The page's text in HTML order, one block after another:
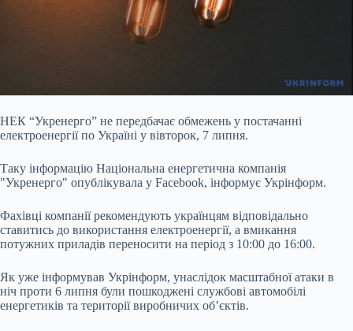
НЕК “Укренерго” не передбачає обмежень у постачанні
електроенергії по Україні у вівторок, 7 липня.
Таку інформацію Національна енергетична компанія
"Укренерго" опублікувала у Facebook, інформує Укрінформ.
Фахівці компанії рекомендують українцям відповідально
ставитись до використання електроенергії, а вмикання
потужних приладів переносити на період з 10:00 до 16:00.
Як уже інформував Укрінформ, унаслідок масштабної атаки в
ніч проти 6 липня були пошкоджені службові автомобілі
енергетиків та території виробничих об’єктів.